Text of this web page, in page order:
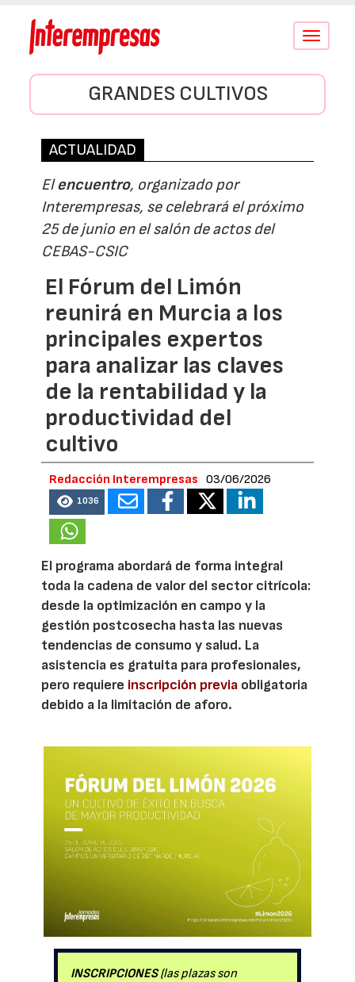
Conmutar
GRANDES CULTIVOS
ACTUALIDAD
Elencuentro, organizado por
Interempresas, se celebrará el próximo
25 de junio en el salón de actos del
CEBAS-CSIC
El Fórum del Limón
reunirá en Murcia a los
principales expertos
para analizar las claves
de la rentabilidad y la
productividad del
cultivo
Redacción Interempresas 03/06/2026
1036
El programa abordará de forma integral
toda la cadena de valor del sector citrícola:
desde la optimización en campo y la
gestión postcosecha hasta las nuevas
tendencias de consumo y salud. La
asistencia es gratuita para profesionales,
pero requiere inscripción previa obligatoria
debido a la limitación de aforo.
INSCRIPCIONES(las plazas son